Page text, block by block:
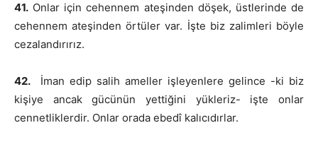
41. Onlar için cehennem ateşinden döşek, üstlerinde de
cehennem ateşinden örtüler var. İşte biz zalimleri böyle
cezalandırırız.
42. İman edip salih ameller işleyenlere gelince -ki biz
kişiye ancak gücünün yettiğini yükleriz- işte onlar
cennetliklerdir. Onlar orada ebedî kalıcıdırlar.